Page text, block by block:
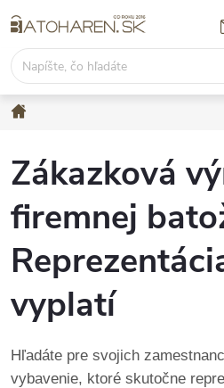
na
obsah
Zákazková
firemnej
vyplatí
Hľadáte pre svojich
vybavenie, ktoré skutočne